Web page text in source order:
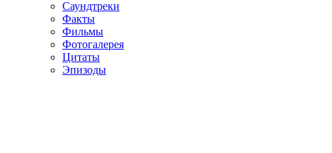
Саундтреки
Факты
Фильмы
Фотогалерея
Цитаты
Эпизоды